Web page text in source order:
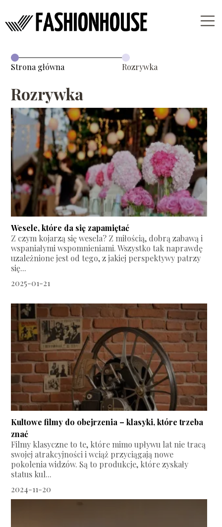
Strona główna Rozrywka
Rozrywka
Wesele, które da się zapamiętać
Z czym kojarzą się wesela? Z miłością, dobrą zabawą i
wspaniałymi wspomnieniami. Wszystko tak naprawdę
uzależnione jest od tego, z jakiej perspektywy patrzy
się...
2025-01-21
Kultowe filmy do obejrzenia – klasyki, które trzeba
znać
Filmy klasyczne to te, które mimo upływu lat nie tracą
swojej atrakcyjności i wciąż przyciągają nowe
pokolenia widzów. Są to produkcje, które zyskały
status kul...
2024-11-20